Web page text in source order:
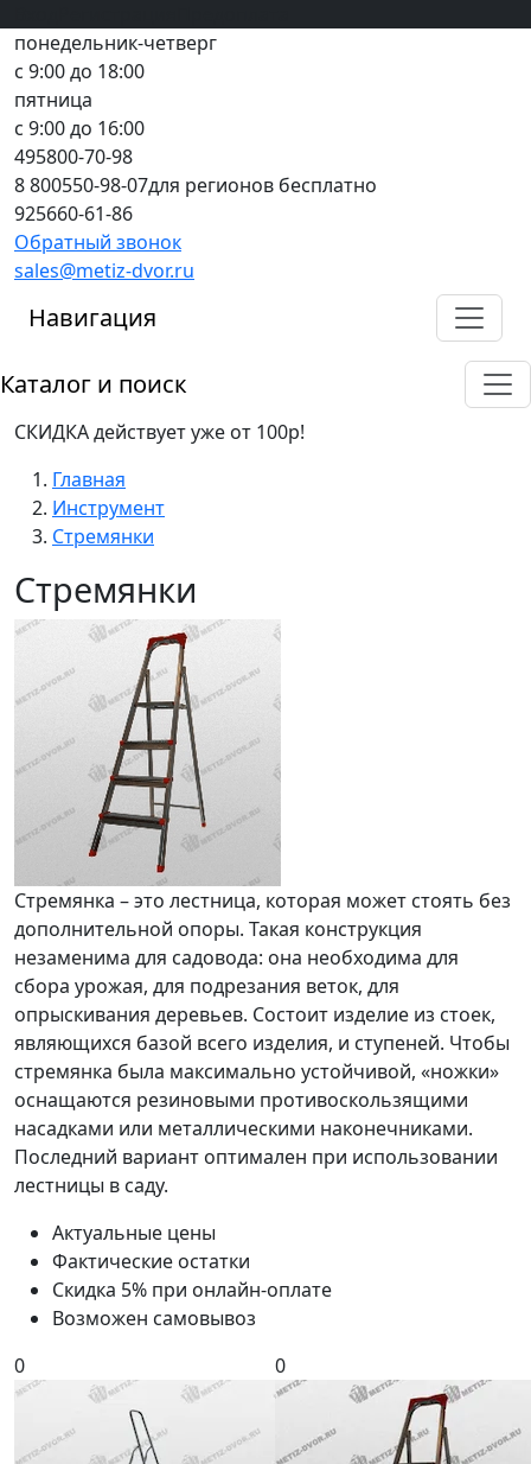
понедельник-четверг
с 9:00 до 18:00
пятница
с 9:00 до 16:00
495800-70-98
8 800550-98-07для регионов бесплатно
925660-61-86
Обратный звонок
sales@metiz-dvor.ru
Навигация
Каталог и поиск
СКИДКА действует уже от 100р!
Главная
Инструмент
Стремянки
Стремянки
Стремянка – это лестница, которая может стоять без
дополнительной опоры. Такая конструкция
незаменима для садовода: она необходима для
сбора урожая, для подрезания веток, для
опрыскивания деревьев. Состоит изделие из стоек,
являющихся базой всего изделия, и ступеней. Чтобы
стремянка была максимально устойчивой, «ножки»
оснащаются резиновыми противоскользящими
насадками или металлическими наконечниками.
Последний вариант оптимален при использовании
лестницы в саду.
Актуальные цены
Фактические остатки
Скидка 5% при онлайн-оплате
Возможен самовывоз
0
0